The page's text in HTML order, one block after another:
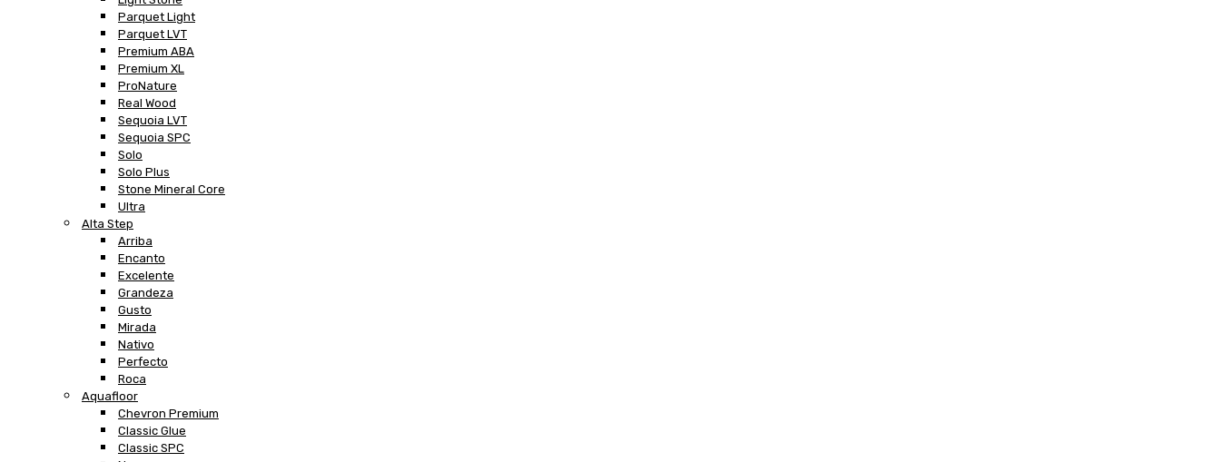
Parquet Light
Parquet LVT
Premium ABA
Premium XL
ProNature
Real Wood
Sequoia LVT
Sequoia SPC
Solo
Solo Plus
Stone Mineral Core
Ultra
Alta Step
Arriba
Encanto
Excelente
Grandeza
Gusto
Mirada
Nativo
Perfecto
Roca
Aquafloor
Chevron Premium
Classic Glue
Classic SPC